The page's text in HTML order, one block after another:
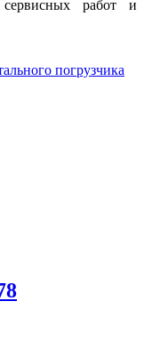
сервисных работ и
погрузчика